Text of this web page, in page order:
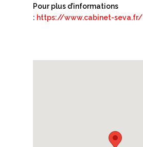
Pour plus d’informations
: https://www.cabinet-seva.fr/